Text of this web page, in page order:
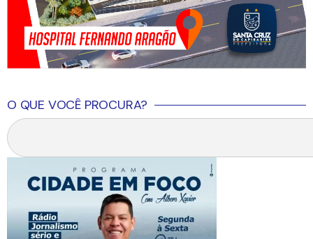
O QUE VOCÊ PROCURA?